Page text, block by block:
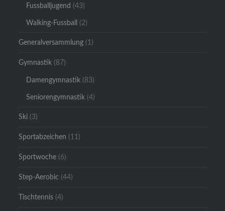
Fussballjugend (43)
Walking-Fussball (2)
Generalversammlung (1)
Gymnastik (87)
Damengymnastik (83)
Seniorengymnastik (4)
Ski (3)
Sportabzeichen (11)
Sportwoche (6)
Step-Aerobic (44)
Tischtennis (4)